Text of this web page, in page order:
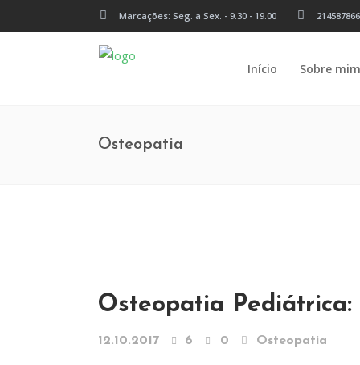
Marcações: Seg. a Sex. - 9.30 - 19.00
Início Sobre mim
Osteopatia
Osteopatia Pediátrica:
12.10.2017 6 0 Osteopatia